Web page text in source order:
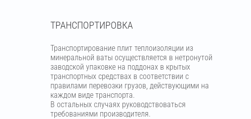
ТРАНСПОРТИРОВКА
Транспортирование плит теплоизоляции из
минеральной ваты осуществляется в нетронутой
заводской упаковке на поддонах в крытых
транспортных средствах в соответствии с
правилами перевозки грузов, действующими на
каждом виде транспорта.
В остальных случаях руководствоваться
требованиями производителя.